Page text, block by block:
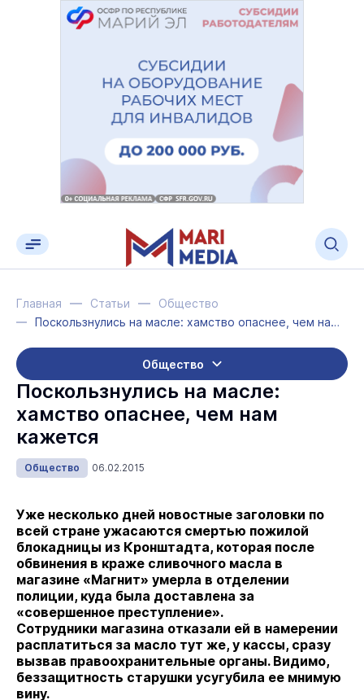
Главная Статьи
Общество
Поскользнулись на масле: хамство опаснее, чем нам кажется
Общество
Поскользнулись на масле:
хамство опаснее, чем нам
кажется
Общество 06.02.2015
Уже несколько дней новостные заголовки по
всей стране ужасаются смертью пожилой
блокадницы из Кронштадта, которая после
обвинения в краже сливочного масла в
магазине «Магнит» умерла в отделении
полиции, куда была доставлена за
«совершенное преступление».
Сотрудники магазина отказали ей в намерении
расплатиться за масло тут же, у кассы, сразу
вызвав правоохранительные органы. Видимо,
беззащитность старушки усугубила ее мнимую
вину.